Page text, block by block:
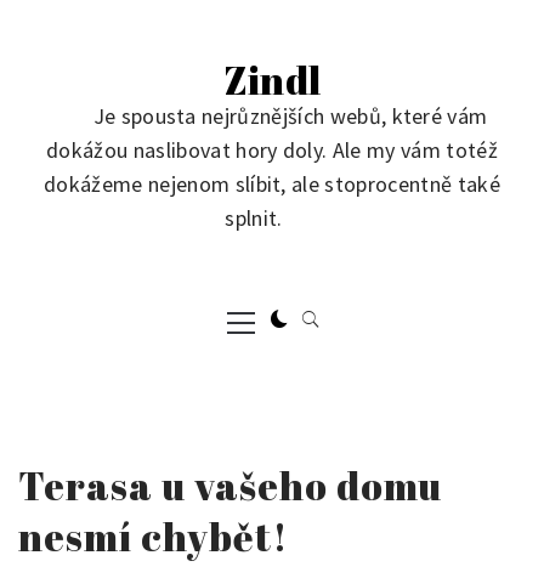
Zindl
Je spousta nejrůznějších webů, které vám
dokážou naslibovat hory doly. Ale my vám totéž
dokážeme nejenom slíbit, ale stoprocentně také
splnit.
Primary
Menu
Terasa u vašeho domu
nesmí chybět!